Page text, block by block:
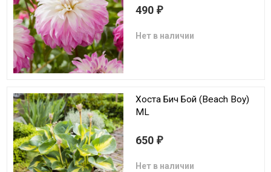
490 ₽
Нет в наличии
Хоста Бич Бой (Beach Boy)
ML
650 ₽
Нет в наличии